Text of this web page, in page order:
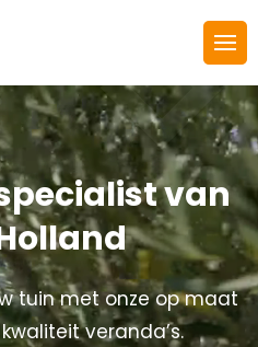
van
tuin met onze op maat
veranda’s.